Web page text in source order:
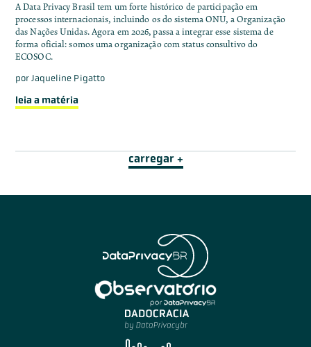
A Data Privacy Brasil tem um forte histórico de participação em
processos internacionais, incluindo os do sistema ONU, a Organização
das Nações Unidas. Agora em 2026, passa a integrar esse sistema de
forma oficial: somos uma organização com status consultivo do
ECOSOC.
por Jaqueline Pigatto
leia a matéria
carregar +